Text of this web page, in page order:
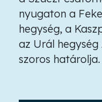
nyugaton a
hegység, a
az Urál
szoros határolja.